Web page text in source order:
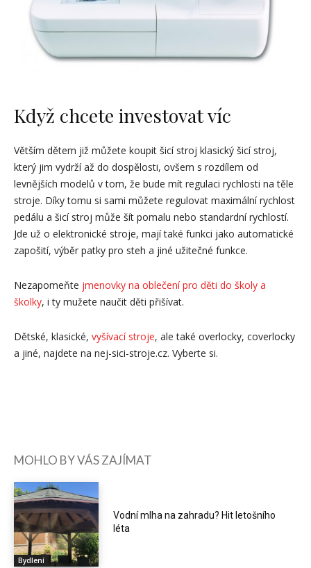
Když chcete investovat víc
Větším dětem již můžete koupit šicí stroj klasický šicí stroj,
který jim vydrží až do dospělosti, ovšem s rozdílem od
levnějších modelů v tom, že bude mít regulaci rychlosti na těle
stroje. Díky tomu si sami můžete regulovat maximální rychlost
pedálu a šicí stroj může šít pomalu nebo standardní rychlostí.
Jde už o elektronické stroje, mají také funkci jako automatické
zapošití, výběr patky pro steh a jiné užitečné funkce.
Nezapomeňte jmenovky na oblečení pro děti do školy a
školky, i ty mužete naučit děti přišívat.
Dětské, klasické, vyšívací stroje, ale také overlocky, coverlocky
a jiné, najdete na nej-sici-stroje.cz. Vyberte si.
MOHLO BY VÁS ZAJÍMAT
Bydlení
Vodní mlha na zahradu? Hit letošního
léta